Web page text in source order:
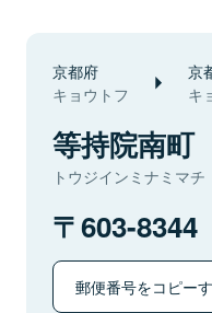
京都府
キョウトフ
京
キ
等持院南町
トウジインミナミマチ
603-8344
郵便番号をコピー